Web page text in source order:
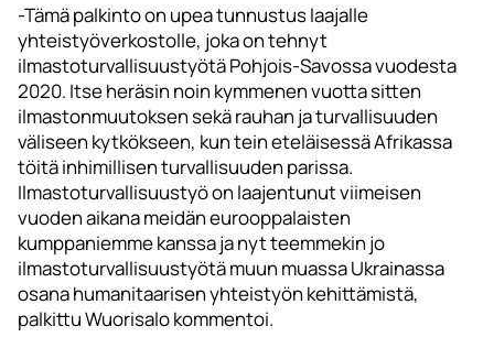
-Tämä palkinto on upea tunnustus laajalle
yhteistyöverkostolle, joka on tehnyt
ilmastoturvallisuustyötä Pohjois-Savossa vuodesta
2020. Itse heräsin noin kymmenen vuotta sitten
ilmastonmuutoksen sekä rauhan ja turvallisuuden
väliseen kytkökseen, kun tein eteläisessä Afrikassa
töitä inhimillisen turvallisuuden parissa.
Ilmastoturvallisuustyö on laajentunut viimeisen
vuoden aikana meidän eurooppalaisten
kumppaniemme kanssa ja nyt teemmekin jo
ilmastoturvallisuustyötä muun muassa Ukrainassa
osana humanitaarisen yhteistyön kehittämistä,
palkittu Wuorisalo kommentoi.